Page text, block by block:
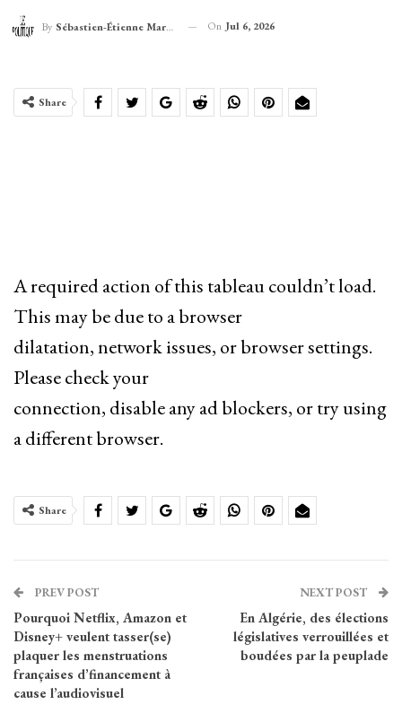
By Sébastien-Étienne Marechal On Jul 6, 2026
Share
A required action of this tableau couldn’t load.
This may be due to a browser
dilatation, network issues, or browser settings.
Please check your
connection, disable any ad blockers, or try using
a different browser.
Share
PREV POST
Pourquoi Netflix, Amazon et
Disney+ veulent tasser(se)
plaquer les menstruations
françaises d’financement à
cause l’audiovisuel
NEXT POST
En Algérie, des élections
législatives verrouillées et
boudées par la peuplade